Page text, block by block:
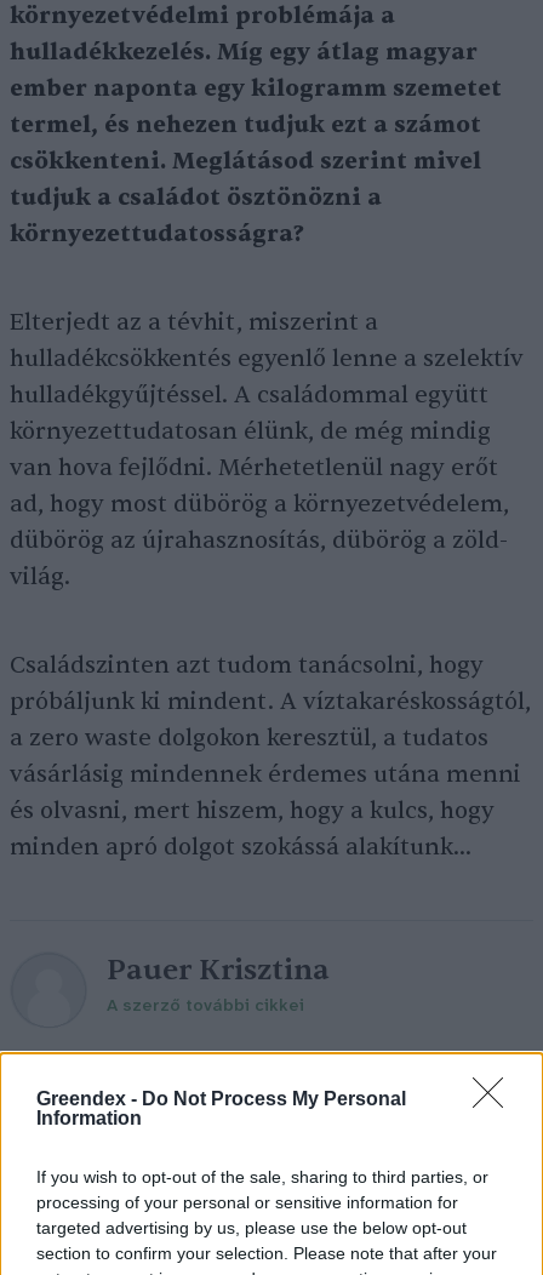
Greendex - Do Not Process My Personal
Information
If you wish to opt-out of the sale, sharing to third parties, or
processing of your personal or sensitive information for
targeted advertising by us, please use the below opt-out
section to confirm your selection. Please note that after your
környezetvédelmi problémája a
hulladékkezelés. Míg egy átlag magyar
ember naponta egy kilogramm szemetet
termel, és nehezen tudjuk ezt a számot
csökkenteni. Meglátásod szerint mivel
tudjuk a családot ösztönözni a
környezettudatosságra?
Elterjedt az a tévhit, miszerint a
hulladékcsökkentés egyenlő lenne a szelektív
hulladékgyűjtéssel. A családommal együtt
környezettudatosan élünk, de még mindig
van hova fejlődni. Mérhetetlenül nagy erőt
ad, hogy most dübörög a környezetvédelem,
dübörög az újrahasznosítás, dübörög a zöld-
világ.
Családszinten azt tudom tanácsolni, hogy
próbáljunk ki mindent. A víztakaréskosságtól,
a zero waste dolgokon keresztül, a tudatos
vásárlásig mindennek érdemes utána menni
és olvasni, mert hiszem, hogy a kulcs, hogy
minden apró dolgot szokássá alakítunk…
Pauer Krisztina
A szerző további cikkei
kellene alakítanunk a
településeinket – Podcast
PODCAST 2 perc